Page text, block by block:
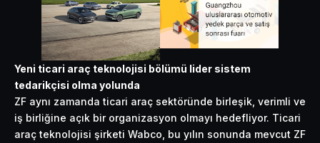
Yeni ticari araç teknolojisi bölümü lider sistem
tedarikçisi olma yolunda
ZF aynı zamanda ticari araç sektöründe birleşik, verimli ve
iş birliğine açık bir organizasyon olmayı hedefliyor. Ticari
araç teknolojisi şirketi Wabco, bu yılın sonunda mevcut ZF